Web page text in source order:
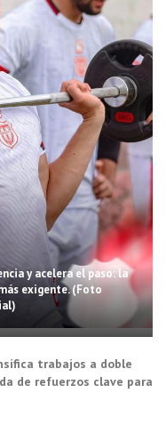
y acelera el paso: la
exigente. (Foto
trabajos a doble
de refuerzos clave para